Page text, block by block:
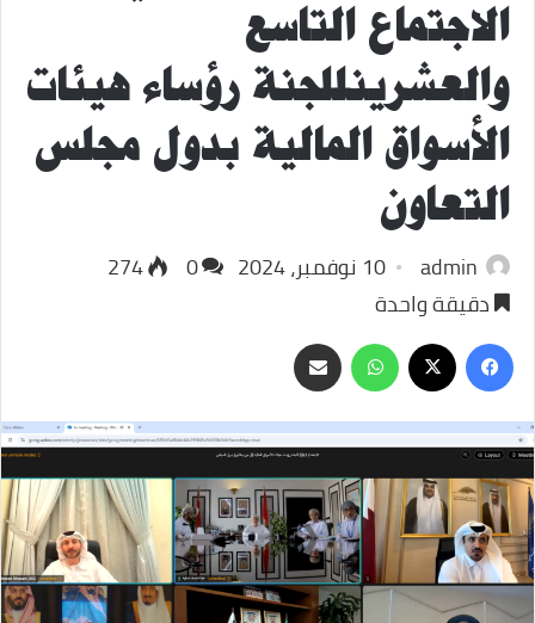
الاجتماع التاسع
والعشرينللجنة رؤساء هيئات
الأسواق المالية بدول مجلس
التعاون
admin 10 نوفمبر، 2024 0
274
دقيقة واحدة
فيسبوك
‫X واتسابمشاركة
عبر
البريد